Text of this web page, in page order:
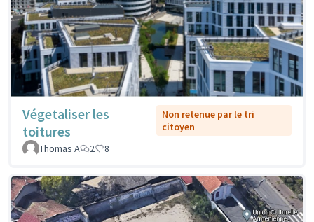
Végetaliser les
toitures
Non retenue par le tri
citoyen
Thomas A
2 8